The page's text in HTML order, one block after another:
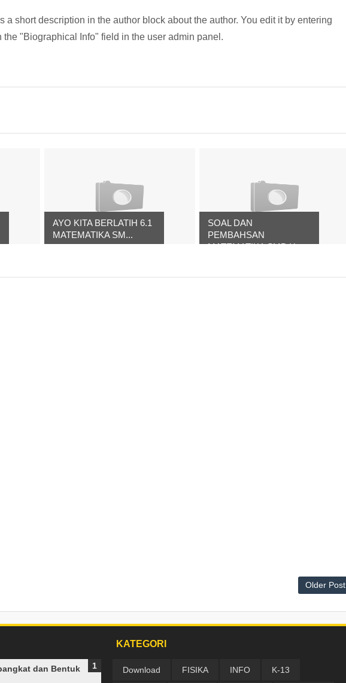
a short description in the author block about the author. You edit it by entering
the "Biographical Info" field in the user admin panel.
AYO KITA BERLATIH 6.1
MATEMATIKA SM...
SOAL DAN
PEMBAHSAN
MATEMATIKA SMP H...
Older Post
dan Bentuk
KATEGORI
Download FISIKA INFO K-13